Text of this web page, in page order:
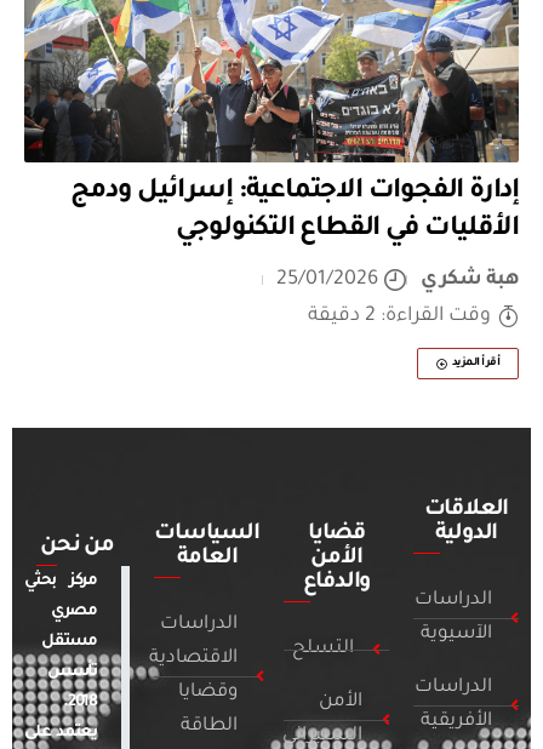
إدارة الفجوات الاجتماعية: إسرائيل ودمج
الأقليات في القطاع التكنولوجي
هبة شكري
25/01/2026
وقت القراءة: 2 دقيقة
أقرأ المزيد
العلاقات
الدولية
الدراسات
الآسيوية
الدراسات
الأفريقية
قضايا
الأمن
والدفاع
التسلح
الأمن
السيبراني
السياسات
العامة
الدراسات
الاقتصادية
وقضايا
الطاقة
من نحن
مركز بحثي
مصري
مستقل
تأسس
2018.
يعتمد على